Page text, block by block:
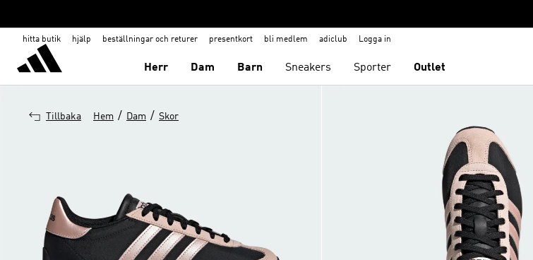
hitta butik hjälp beställningar och returer presentkort bli medlem adiclub Logga in
Herr Dam Barn Sneakers Sporter Outlet
Tillbaka Hem / Dam / Skor